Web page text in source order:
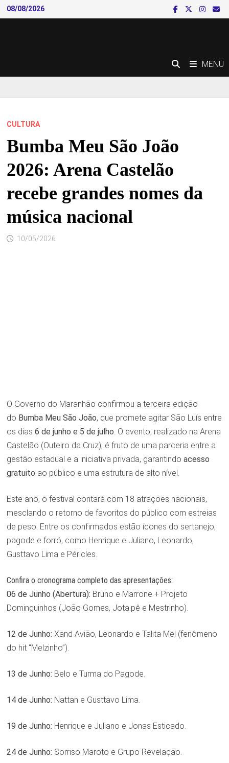
Skip
to
08/08/2026
MENU
CULTURA
Bumba Meu São João
2026: Arena Castelão
recebe grandes nomes da
música nacional
10/05/2026
O Governo do Maranhão confirmou a terceira edição
do Bumba Meu São João, que promete agitar São Luís entre
os dias 6 de junho e 5 de julho. O evento, realizado na Arena
Castelão (Outeiro da Cruz), é fruto de uma parceria entre a
gestão estadual e a iniciativa privada, garantindo acesso
gratuito ao público e uma estrutura de alto nível.
Este ano, o festival contará com 18 atrações nacionais,
mesclando o retorno de favoritos do público com estreias
de peso. Entre os confirmados estão ícones do sertanejo,
pagode e forró, como Henrique e Juliano, Leonardo,
Gusttavo Lima e Péricles.
Confira o cronograma completo das apresentações:
06 de Junho (Abertura): Bruno e Marrone + Projeto
Dominguinhos (João Gomes, Jota.pê e Mestrinho).
12 de Junho: Xand Avião, Leonardo e Talita Mel (fenômeno
do hit “Melzinho”).
13 de Junho: Belo e Turma do Pagode.
14 de Junho: Nattan e Gusttavo Lima.
19 de Junho: Henrique e Juliano e Jonas Esticado.
24 de Junho: Sorriso Maroto e Grupo Revelação.